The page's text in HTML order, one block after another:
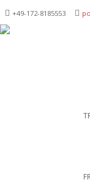
+49-172-­8185553